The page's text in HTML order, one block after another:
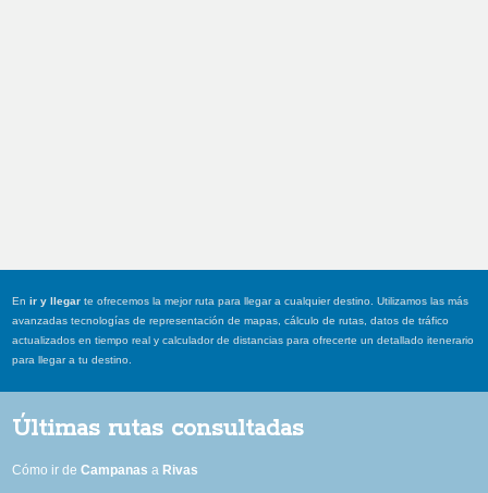
Enir y llegar te ofrecemos la mejor ruta para llegar a cualquier destino. Utilizamos las más
avanzadas tecnologías de representación de mapas, cálculo de rutas, datos de tráfico
actualizados en tiempo real y calculador de distancias para ofrecerte un detallado itenerario
para llegar a tu destino.
Últimas rutas consultadas
Cómo ir deCampanas a Rivas